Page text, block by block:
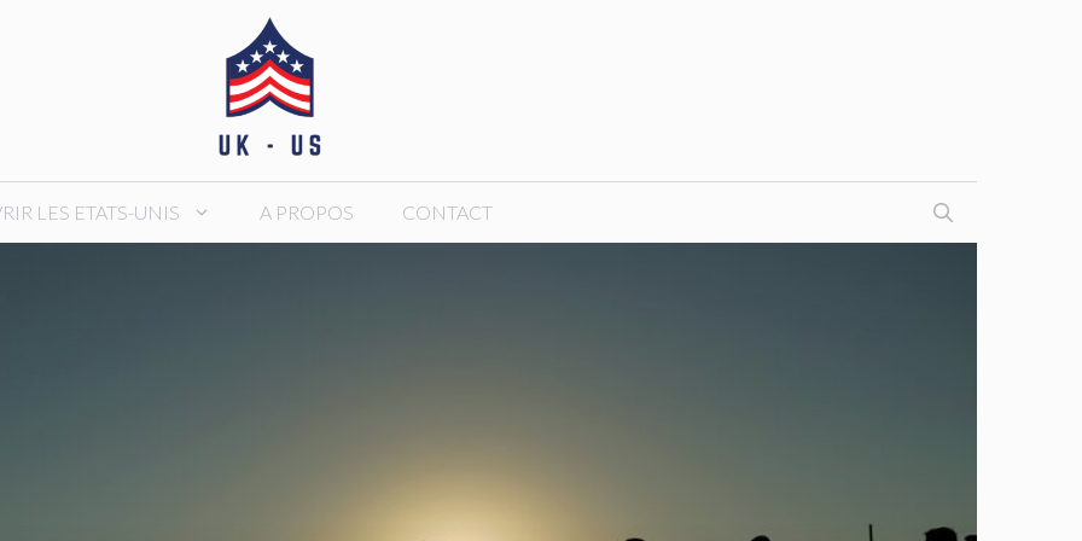
LES ETATS-UNIS A PROPOS CONTACT